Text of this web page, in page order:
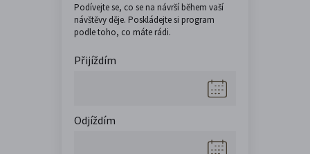
Podívejte se, co se na návrší během vaší
návštěvy děje. Poskládejte si program
podle toho, co máte rádi.
Přijíždím
Odjíždím